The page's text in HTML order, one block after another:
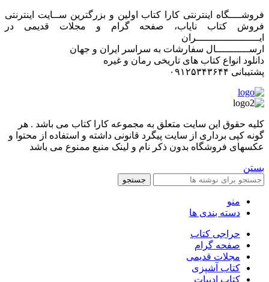
فروشــــگاه اینترنتی کارا کتاب اولین و بزرگترین ســایت اینترنتی
فروش کتاب نایاب، صفحه گرام و مجلات قدیمی در
ایـــــــــــــــــــــران
ارســـــــــــال سفارشات به سراسر ایران و جهان
دانلود انواع کتاب های تاریخی رمان و غیره
پشتیبانی ۰۹۱۲۵۳۴۳۶۴۴
کليه حقوق اين سايت متعلق به مجموعه کارا کتاب می باشد . هر
گونه کپی برداری از سایت پیگرد قانونی داشته و استفاده از محتوا و
عکسهای فروشگاه بدون ذکر نام و لینک منبع ممنوع می باشد
بستن
جستجو
منو
دسته بندی ها
حراجی کتاب
صفحه گرام
مجلات قدیمی
کتاب آشپزی
کتاب ادبیات